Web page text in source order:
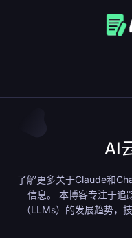
AI
了解更多关于Claude和
信息。 本博客专注于追
（LLMs）的发展趋势，